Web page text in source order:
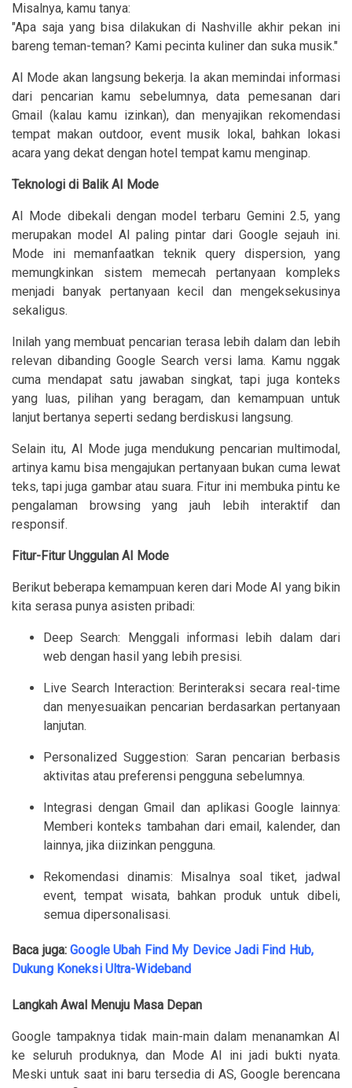
Misalnya, kamu tanya:
"Apa saja yang bisa dilakukan di Nashville akhir pekan ini
bareng teman-teman? Kami pecinta kuliner dan suka musik."
AI Mode akan langsung bekerja. Ia akan memindai informasi
dari pencarian kamu sebelumnya, data pemesanan dari
Gmail (kalau kamu izinkan), dan menyajikan rekomendasi
tempat makan outdoor, event musik lokal, bahkan lokasi
acara yang dekat dengan hotel tempat kamu menginap.
Teknologi di Balik AI Mode
AI Mode dibekali dengan model terbaru Gemini 2.5, yang
merupakan model AI paling pintar dari Google sejauh ini.
Mode ini memanfaatkan teknik query dispersion, yang
memungkinkan sistem memecah pertanyaan kompleks
menjadi banyak pertanyaan kecil dan mengeksekusinya
sekaligus.
Inilah yang membuat pencarian terasa lebih dalam dan lebih
relevan dibanding Google Search versi lama. Kamu nggak
cuma mendapat satu jawaban singkat, tapi juga konteks
yang luas, pilihan yang beragam, dan kemampuan untuk
lanjut bertanya seperti sedang berdiskusi langsung.
Selain itu, AI Mode juga mendukung pencarian multimodal,
artinya kamu bisa mengajukan pertanyaan bukan cuma lewat
teks, tapi juga gambar atau suara. Fitur ini membuka pintu ke
pengalaman browsing yang jauh lebih interaktif dan
responsif.
Fitur-Fitur Unggulan AI Mode
Berikut beberapa kemampuan keren dari Mode AI yang bikin
kita serasa punya asisten pribadi:
Deep Search: Menggali informasi lebih dalam dari
web dengan hasil yang lebih presisi.
Live Search Interaction: Berinteraksi secara real-time
dan menyesuaikan pencarian berdasarkan pertanyaan
lanjutan.
Personalized Suggestion: Saran pencarian berbasis
aktivitas atau preferensi pengguna sebelumnya.
Integrasi dengan Gmail dan aplikasi Google lainnya:
Memberi konteks tambahan dari email, kalender, dan
lainnya, jika diizinkan pengguna.
Rekomendasi dinamis: Misalnya soal tiket, jadwal
event, tempat wisata, bahkan produk untuk dibeli,
semua dipersonalisasi.
Baca juga:Google Ubah Find My Device Jadi Find Hub,
Dukung Koneksi Ultra-Wideband
Langkah Awal Menuju Masa Depan
Google tampaknya tidak main-main dalam menanamkan AI
ke seluruh produknya, dan Mode AI ini jadi bukti nyata.
Meski untuk saat ini baru tersedia di AS, Google berencana